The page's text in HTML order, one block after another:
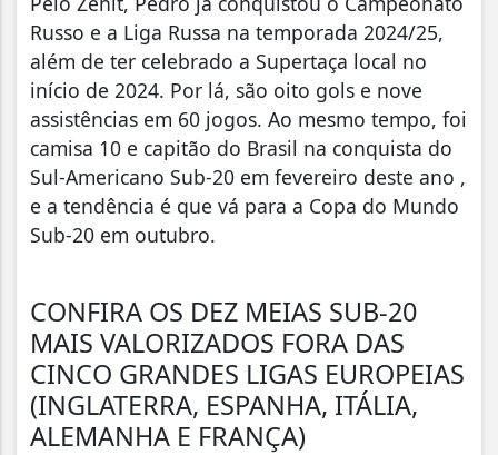
Russo e a Liga Russa na temporada 2024/25,
além de ter celebrado a Supertaça local no
início de 2024. Por lá, são oito gols e nove
assistências em 60 jogos. Ao mesmo tempo, foi
camisa 10 e capitão do Brasil na conquista do
Sul-Americano Sub-20 em fevereiro deste ano ,
e a tendência é que vá para a Copa do Mundo
Sub-20 em outubro.
CONFIRA OS DEZ MEIAS SUB-20
MAIS VALORIZADOS FORA DAS
CINCO GRANDES LIGAS EUROPEIAS
(INGLATERRA, ESPANHA, ITÁLIA,
ALEMANHA E FRANÇA)